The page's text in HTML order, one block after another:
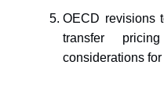
OECD revisions
transfer
considerations